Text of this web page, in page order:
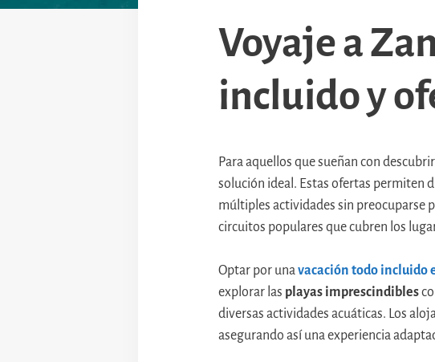
Voyaje a
incluido y
Para aquellos que sueñan con descubrir
solución ideal. Estas ofertas permiten
múltiples actividades sin preocuparse
circuitos populares que cubren los
Optar por unavacación todo incluido
explorar las playas imprescindibles
diversas actividades acuáticas. Los
asegurando así una experiencia